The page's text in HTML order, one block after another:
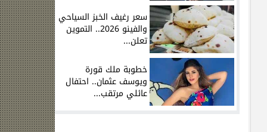
سعر رغيف الخبز السياحي
والفينو 2026.. التموين
تعلن...
خطوبة ملك قورة
ويوسف عثمان.. احتفال
عائلي مرتقب...